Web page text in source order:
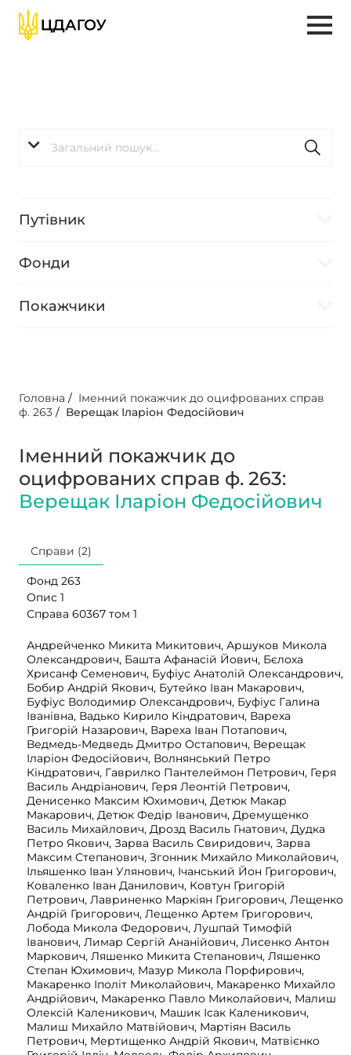
Путівник
Фонди
Покажчики
Головна / Іменний покажчик до оцифрованих справ
ф. 263 / Верещак Іларіон Федосійович
Іменний покажчик до
оцифрованих справ ф. 263:
Верещак Іларіон Федосійович
Справи (2)
Фонд 263
Опис 1
Справа 60367 том 1
Андрейченко Микита Микитович, Аршуков Микола
Олександрович, Башта Афанасій Йович, Бєлоха
Хрисанф Семенович, Буфіус Анатолій Олександрович,
Бобир Андрій Якович, Бутейко Іван Макарович,
Буфіус Володимир Олександрович, Буфіус Галина
Іванівна, Вадько Кирило Кіндратович, Вареха
Григорій Назарович, Вареха Іван Потапович,
Ведмедь-Медведь Дмитро Остапович, Верещак
Іларіон Федосійович, Волнянський Петро
Кіндратович, Гаврилко Пантелеймон Петрович, Геря
Василь Андріанович, Геря Леонтій Петрович,
Денисенко Максим Юхимович, Детюк Макар
Макарович, Детюк Федір Іванович, Дремущенко
Василь Михайлович, Дрозд Василь Гнатович, Дудка
Петро Якович, Зарва Василь Свиридович, Зарва
Максим Степанович, Згонник Михайло Миколайович,
Ільяшенко Іван Улянович, Ічанський Йон Григорович,
Коваленко Іван Данилович, Ковтун Григорій
Петрович, Лавриненко Маркіян Григорович, Лещенко
Андрій Григорович, Лещенко Артем Григорович,
Лобода Микола Федорович, Лушпай Тимофій
Іванович, Лимар Сергій Ананійович, Лисенко Антон
Маркович, Ляшенко Микита Степанович, Ляшенко
Степан Юхимович, Мазур Микола Порфирович,
Макаренко Іполіт Миколайович, Макаренко Михайло
Андрійович, Макаренко Павло Миколайович, Малиш
Олексій Каленикович, Машик Ісак Каленикович,
Малиш Михайло Матвійович, Мартіян Василь
Петрович, Мертищенко Андрій Якович, Матвієнко